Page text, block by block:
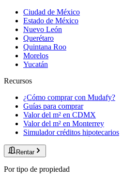
Ciudad de México
Estado de México
Nuevo León
Querétaro
Quintana Roo
Morelos
Yucatán
Recursos
¿Cómo comprar con Mudafy?
Guías para comprar
Valor del m² en CDMX
Valor del m² en Monterrey
Simulador créditos hipotecarios
Rentar
Por tipo de propiedad